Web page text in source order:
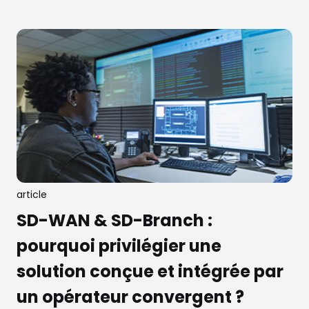
article
SD-WAN & SD-Branch :
pourquoi privilégier une
solution conçue et intégrée par
un opérateur convergent ?